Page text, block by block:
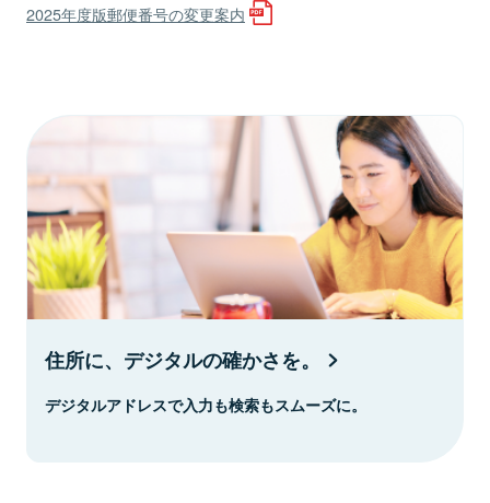
2025年度版郵便番号の変更案内
住所に、デジタルの確かさを。
デジタルアドレスで入力も検索もスムーズに。